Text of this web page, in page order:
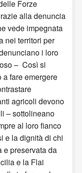
Forze
alla denuncia
vede impegnata
nei territori per
i loro
– Così si
fare emergere
agricoli devono
– sottolineano
al loro fianco
e la dignità di chi
e preservata da
e la Flai